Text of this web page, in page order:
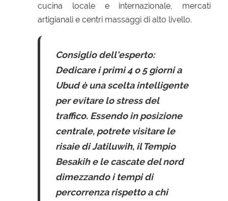
cucina locale e internazionale, mercati
artigianali e centri massaggi di alto livello.
Consiglio dell'esperto:
Dedicare i primi 4 o 5 giorni a
Ubud è una scelta intelligente
per evitare lo stress del
traffico. Essendo in posizione
centrale, potrete visitare le
risaie di Jatiluwih, il Tempio
Besakih e le cascate del nord
dimezzando i tempi di
percorrenza rispetto a chi